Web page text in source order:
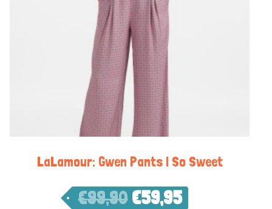
LaLamour: Gwen Pants | So Sweet
€99,90 €59,95